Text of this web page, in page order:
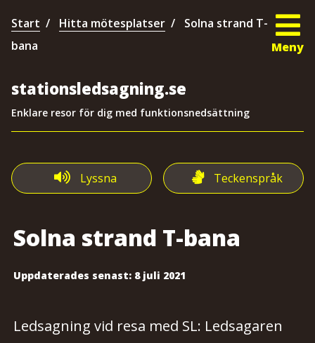
Start Hitta mötesplatser
Solna strand T-
bana
stationsledsagning.se
Enklare resor för dig med funktionsnedsättning
Meny
Lyssna Teckenspråk
Solna strand T-bana
Uppdaterades senast: 8 juli 2021
Ledsagning vid resa med SL: Ledsagaren